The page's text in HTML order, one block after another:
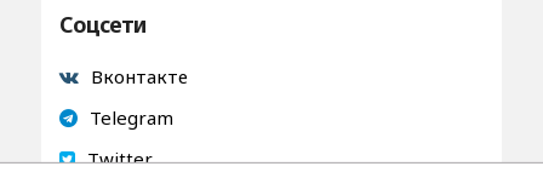
Соцсети
Вконтакте
Telegram
Twitter